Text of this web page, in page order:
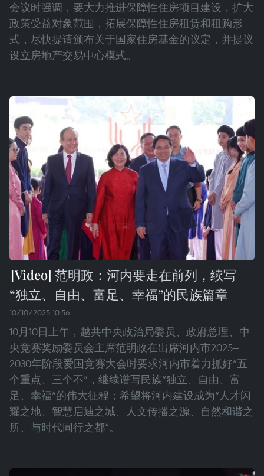
会议时强调，要大力推进保障性住房项目建设，扩大
政策受益对象范围，拓展保障性住房租赁和租购形
式，尽快提请颁布关于国家住房基金的议定，并提议
设立房地产交易中心模式。
范明政：河内要走在前列，续写
“独立、自由、富足、幸福”的民族篇章
10/10/2025 10:56
10月10日上午，越共中央政治局委员、政府总理、中
央竞赛奖励委员会主席范明政在出席河内市2025—
2030年阶段爱国竞赛大会时要求河内市着力抓好“五
个重点、三个不”，继续谱写民族“独立、自由、富
足、幸福”的伟大征程；希望将河内建设成为“人才闪
耀之地、智慧启迪之城、人文传播之源、自然和谐之
所、与时代同行之都”。